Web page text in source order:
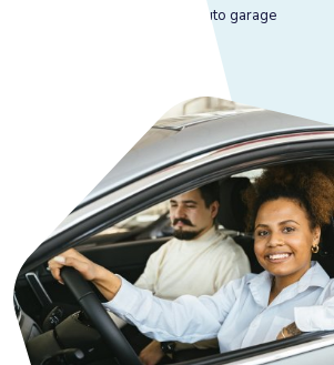
Onderhoud bij gekeurde auto garage